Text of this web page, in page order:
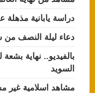
دراسة يابانية مذهلة
دعاء ليلة النصف من
بالفيديو.. نهاية
السويد
مشاهد اسلامية غير